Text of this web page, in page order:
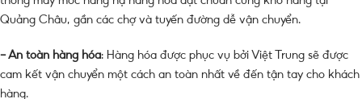
Quảng Châu, gần các chợ và tuyến đường dễ vận chuyển.
– An toàn hàng hóa: Hàng hóa được phục vụ bởi Việt Trung sẽ được
cam kết vận chuyển một cách an toàn nhất về đến tận tay cho khách
hàng.